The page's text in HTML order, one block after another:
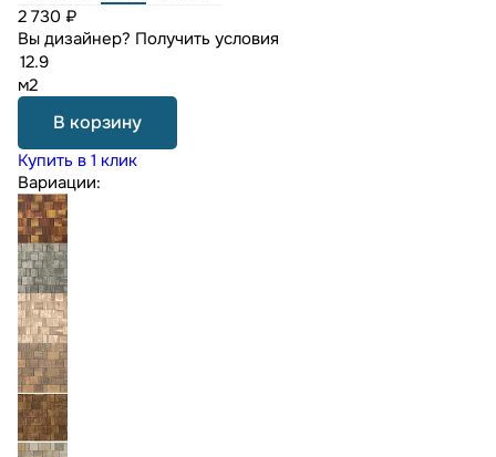
2 730 ₽
Вы дизайнер? Получить условия
м2
В корзину
Купить в 1 клик
Вариации: